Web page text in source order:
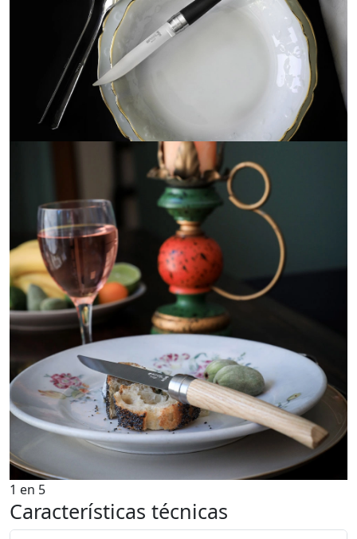
1 en 5
Características técnicas